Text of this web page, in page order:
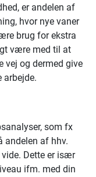
er andelen af
hvor nye vaner
brug for ekstra
være med til at
vej og dermed give
som fx
andelen af hhv.
Dette er især
ifm. med din